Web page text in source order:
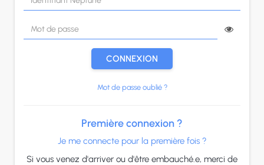
CONNEXION
Mot de passe oublié ?
Première connexion ?
Je me connecte pour la première fois ?
Si vous venez d'arriver ou d'être embauché.e, merci de